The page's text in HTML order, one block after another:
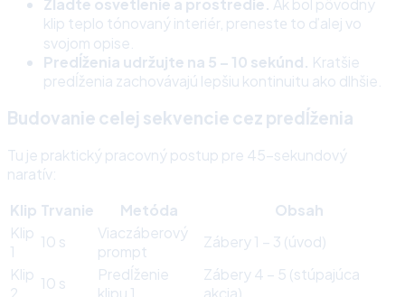
Zladte osvetlenie a prostredie. Ak bol pôvodný
klip teplo tónovaný interiér, prenestе to ďalej vo
svojom opise.
Predĺženia udržujte na 5 – 10 sekúnd. Kratšie
predĺženia zachovávajú lepšiu kontinuitu ako dlhšie.
Budovanie celej sekvencie cez predĺženia
Tu je praktický pracovný postup pre 45-sekundový
naratív:
Klip Trvanie Metóda
Obsah
Klip
1
10 s
Viaczáberový
prompt
Zábery 1 – 3 (úvod)
Klip
2
10 s
Predĺženie
klipu 1
Zábery 4 – 5 (stúpajúca
akcia)